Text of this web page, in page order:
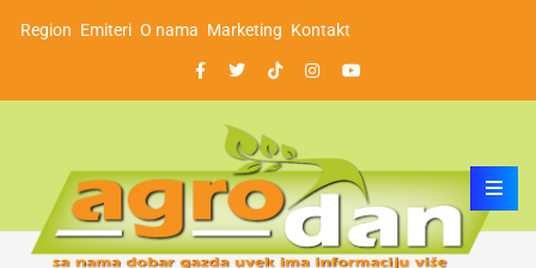
Region Emiteri O nama Marketing Kontakt